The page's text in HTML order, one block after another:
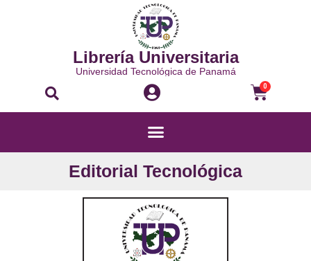
Librería Universitaria
Universidad Tecnológica de Panamá
Buscar 0
Menú
Editorial Tecnológica